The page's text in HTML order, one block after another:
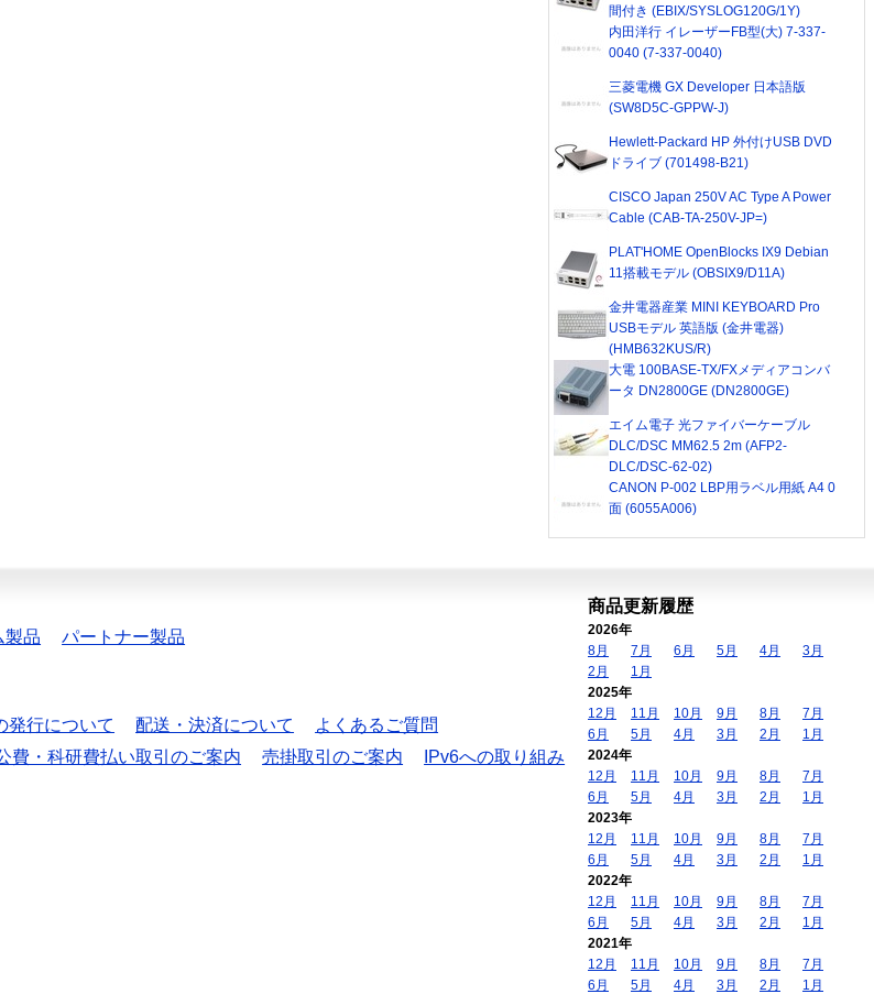
間付き (EBIX/SYSLOG120G/1Y)
内田洋行 イレーザーFB型(大) 7-337-
0040 (7-337-0040)
三菱電機 GX Developer 日本語版
(SW8D5C-GPPW-J)
Hewlett-Packard HP 外付けUSB DVD
ドライブ (701498-B21)
CISCO Japan 250V AC Type A Power
Cable (CAB-TA-250V-JP=)
PLAT'HOME OpenBlocks IX9 Debian
11搭載モデル (OBSIX9/D11A)
金井電器産業 MINI KEYBOARD Pro
USBモデル 英語版 (金井電器)
(HMB632KUS/R)
大電 100BASE-TX/FXメディアコンバ
ータ DN2800GE (DN2800GE)
エイム電子 光ファイバーケーブル
DLC/DSC MM62.5 2m (AFP2-
DLC/DSC-62-02)
CANON P-002 LBP用ラベル用紙 A4 0
面 (6055A006)
製品 パートナー製品
発行について 配送・決済について
よくあるご質問
費・科研費払い取引のご案内 売掛取引のご案内
IPv6への取り組み
商品更新履歴
2026年
8月
7月 6月 5月 4月
3月
2月
1月
2025年
12月
11月 10月 9月 8月
7月
6月
5月 4月 3月 2月
1月
2024年
12月
11月 10月 9月 8月
7月
6月
5月 4月 3月 2月
1月
2023年
12月
11月 10月 9月 8月
7月
6月
5月 4月 3月 2月
1月
2022年
12月
11月 10月 9月 8月
7月
6月
5月 4月 3月 2月
1月
2021年
12月
11月 10月 9月 8月
7月
6月
5月 4月 3月 2月
1月